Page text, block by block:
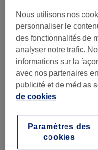
Femmes - Coloration (4)
Femmes - Soins Des
Femmes - Styling (2 )
Hommes ( 1)
Étudiantes (1)
Nous utilisons nos
personnaliser le
des fonctionnalités de
analyser notre trafic.
informations sur la
avec nos partenaires
publicité et de médias
de cookies
Paramètres des
cookies